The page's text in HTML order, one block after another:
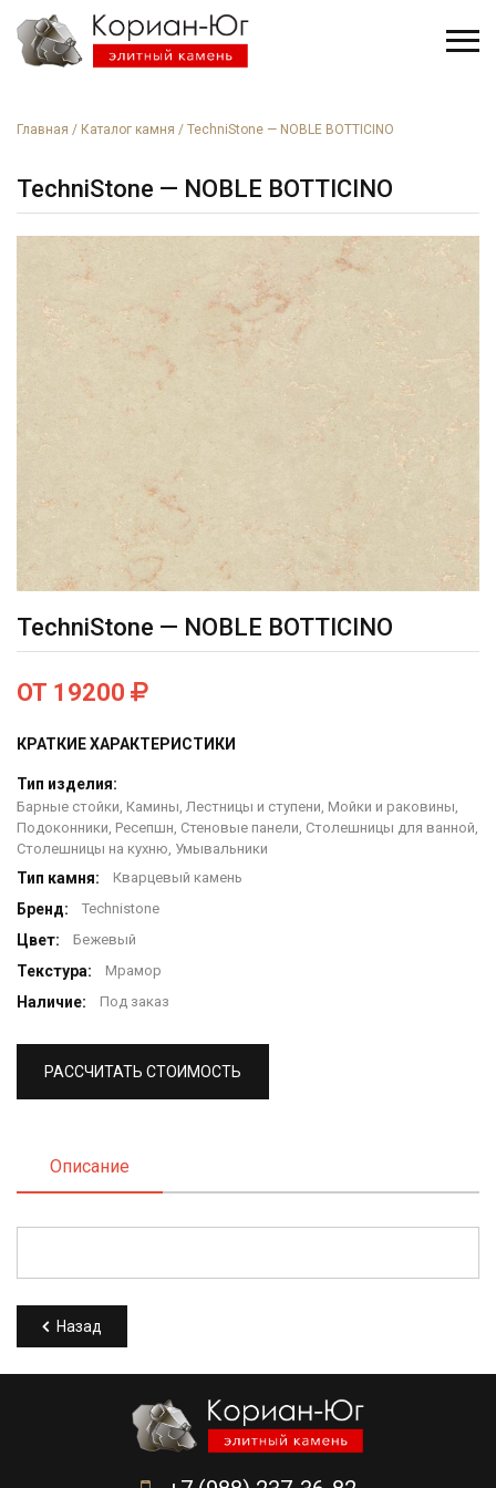
Главная / Каталог камня / TechniStone — NOBLE BOTTICINO
TechniStone — NOBLE BOTTICINO
TechniStone — NOBLE BOTTICINO
ОТ 19200
КРАТКИЕ ХАРАКТЕРИСТИКИ
Тип изделия:
Барные стойки, Камины, Лестницы и ступени, Мойки и раковины,
Подоконники, Ресепшн, Стеновые панели, Столешницы для ванной,
Столешницы на кухню, Умывальники
Тип камня: Кварцевый камень
Бренд: Technistone
Цвет: Бежевый
Текстура: Мрамор
Наличие: Под заказ
РАССЧИТАТЬ СТОИМОСТЬ
Описание
Назад